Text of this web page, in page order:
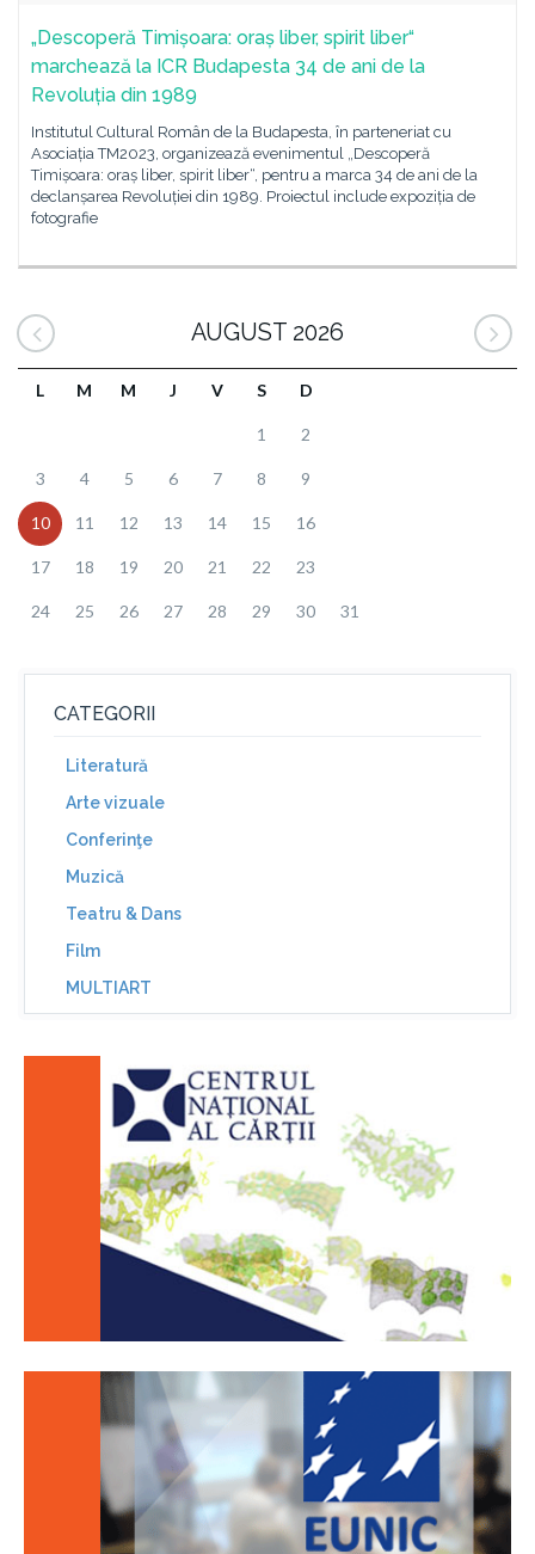
„Descoperă Timișoara: oraș liber, spirit liber“
marchează la ICR Budapesta 34 de ani de la
Revoluția din 1989
Institutul Cultural Român de la Budapesta, în parteneriat cu
Asociația TM2023, organizează evenimentul „Descoperă
Timișoara: oraș liber, spirit liber“, pentru a marca 34 de ani de la
declanșarea Revoluției din 1989. Proiectul include expoziția de
fotografie
AUGUST 2026
L M M J V S D
1 2
3 4 5 6 7 8 9
10 11 12 13 14 15 16
17 18 19 20 21 22 23
24 25 26 27 28 29 30 31
CATEGORII
Literatură
Arte vizuale
Conferinţe
Muzică
Teatru & Dans
Film
MULTIART